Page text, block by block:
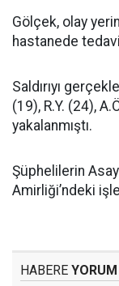
Gölçek, olay
hastanede tedavi
Saldırıyı
(19), R.Y. (24),
yakalanmıştı.
Şüphelilerin
Amirliği’ndeki
HABERE